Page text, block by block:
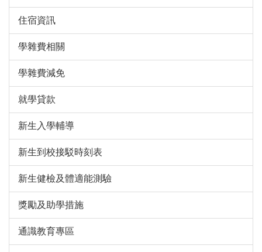
住宿資訊
學雜費相關
學雜費減免
就學貸款
新生入學輔導
新生到校接駁時刻表
新生健檢及體適能測驗
獎勵及助學措施
通識教育專區